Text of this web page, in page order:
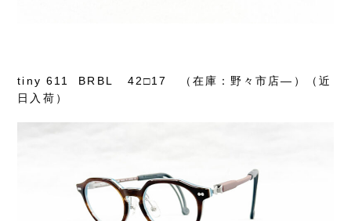
tiny 611 BRBL 42□17 （在庫：野々市店―）（近
日入荷）